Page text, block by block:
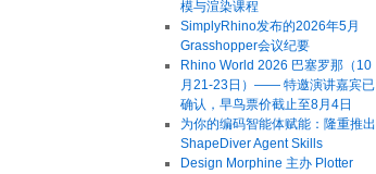
模与渲染课程
SimplyRhino发布的2026年5月
Grasshopper会议纪要
Rhino World 2026 巴塞罗那（10
月21-23日）—— 特邀演讲嘉宾已
确认，早鸟票价截止至8月4日
为你的编码智能体赋能：隆重推出
ShapeDiver Agent Skills
Design Morphine 主办 Plotter